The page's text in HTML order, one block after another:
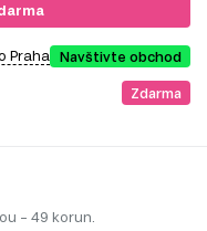
Praha Navštivte obchod
Zdarma
– 49 korun.